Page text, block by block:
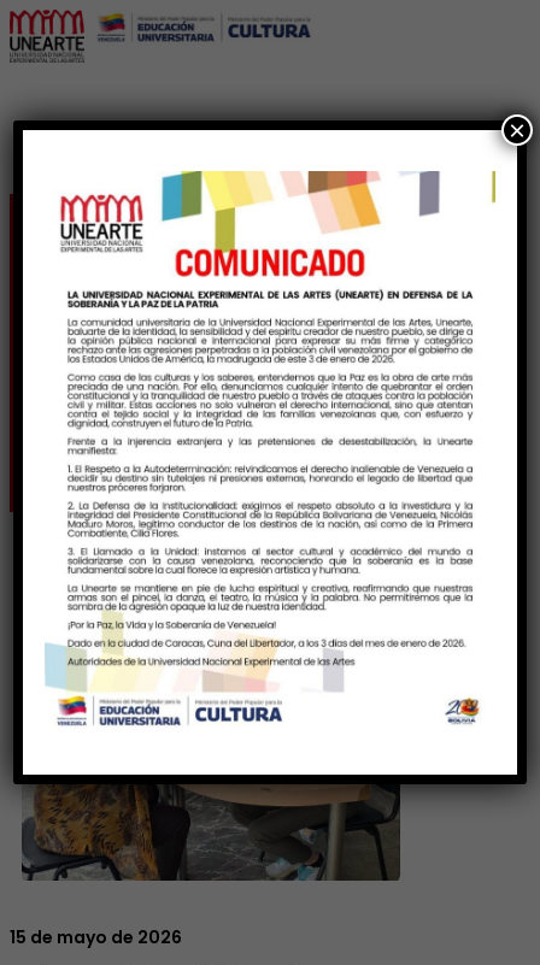
​Unearte realiza jornada
médica integral para
sus trabajadores y
estudiantes
15 de mayo de 2026
×